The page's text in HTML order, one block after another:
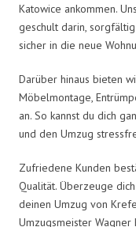
Katowice ankommen.
geschult darin,
sicher in die neue
Darüber hinaus bieten
Möbelmontage,
an. So kannst du dich
und den Umzug
Zufriedene Kunden
Qualität. Überzeuge
deinen Umzug von
Umzugsmeister Wagner